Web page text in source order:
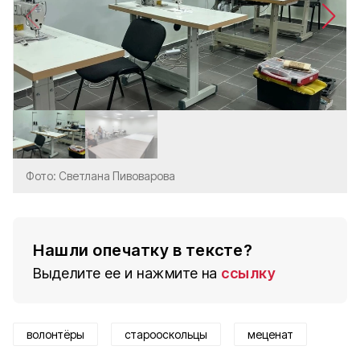
Фото: Светлана Пивоварова
Нашли опечатку в тексте?
Выделите ее и нажмите на ссылку
волонтёры старооскольцы меценат